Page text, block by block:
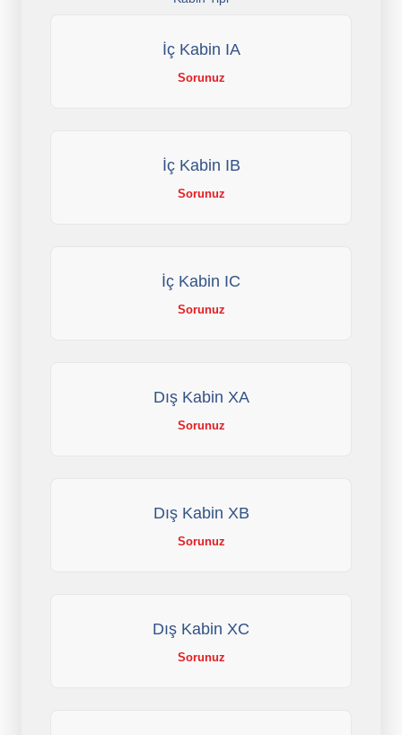
İç Kabin IA
Sorunuz
İç Kabin IB
Sorunuz
İç Kabin IC
Sorunuz
Dış Kabin XA
Sorunuz
Dış Kabin XB
Sorunuz
Dış Kabin XC
Sorunuz